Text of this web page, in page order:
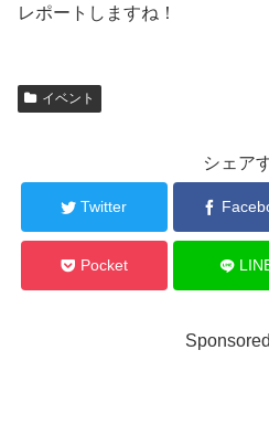
レポートしますね！
イベント
シェア
Twitter
Pocket